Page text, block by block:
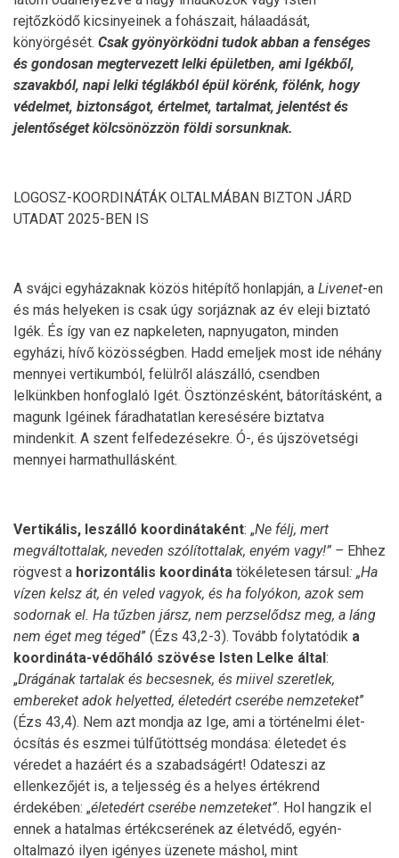
rejtőzködő kicsinyeinek a fohászait, hálaadását,
könyörgését. Csak gyönyörködni tudok abban a fenséges
és gondosan megtervezett lelki épületben, ami Igékből,
szavakból, napi lelki téglákból épül körénk, fölénk, hogy
védelmet, biztonságot, értelmet, tartalmat, jelentést és
jelentőséget kölcsönözzön földi sorsunknak.
LOGOSZ-KOORDINÁTÁK OLTALMÁBAN BIZTON JÁRD
UTADAT 2025-BEN IS
A svájci egyházaknak közös hitépítő honlapján, a Livenet-en
és más helyeken is csak úgy sorjáznak az év eleji biztató
Igék. És így van ez napkeleten, napnyugaton, minden
egyházi, hívő közösségben. Hadd emeljek most ide néhány
mennyei vertikumból, felülről alászálló, csendben
lelkünkben honfoglaló Igét. Ösztönzésként, bátorításként, a
magunk Igéinek fáradhatatlan keresésére biztatva
mindenkit. A szent felfedezésekre. Ó-, és újszövetségi
mennyei harmathullásként.
Vertikális, leszálló koordinátaként: „Ne félj, mert
megváltottalak, neveden szólítottalak, enyém vagy!” – Ehhez
rögvest a horizontális koordináta tökéletesen társul: „Ha
vízen kelsz át, én veled vagyok, és ha folyókon, azok sem
sodornak el. Ha tűzben jársz, nem perzselődsz meg, a láng
nem éget meg téged” (Ézs 43,2-3). Tovább folytatódik a
koordináta-védőháló szövése Isten Lelke által:
„Drágának tartalak és becsesnek, és miivel szeretlek,
embereket adok helyetted, életedért cserébe nemzeteket”
(Ézs 43,4). Nem azt mondja az Ige, ami a történelmi élet-
ócsítás és eszmei túlfűtöttség mondása: életedet és
véredet a hazáért és a szabadságért! Odateszi az
ellenkezőjét is, a teljesség és a helyes értékrend
érdekében: „életedért cserébe nemzeteket”. Hol hangzik el
ennek a hatalmas értékcserének az életvédő, egyén-
oltalmazó ilyen igényes üzenete máshol, mint